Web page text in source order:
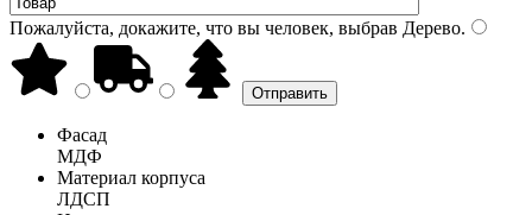
Пожалуйста, докажите, что вы человек, выбрав Дерево.
Фасад
МДФ
Материал корпуса
ЛДСП